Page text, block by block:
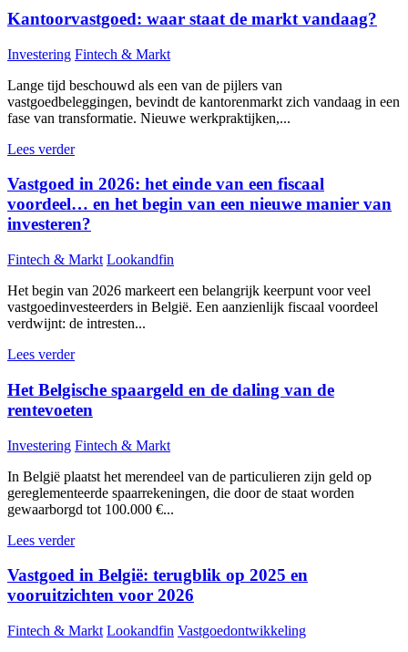
Kantoorvastgoed: waar staat de markt vandaag?
Investering Fintech & Markt
Lange tijd beschouwd als een van de pijlers van
vastgoedbeleggingen, bevindt de kantorenmarkt zich vandaag in een
fase van transformatie. Nieuwe werkpraktijken,...
Lees verder
Vastgoed in 2026: het einde van een fiscaal
voordeel… en het begin van een nieuwe manier van
investeren?
Fintech & Markt Lookandfin
Het begin van 2026 markeert een belangrijk keerpunt voor veel
vastgoedinvesteerders in België. Een aanzienlijk fiscaal voordeel
verdwijnt: de intresten...
Lees verder
Het Belgische spaargeld en de daling van de
rentevoeten
Investering Fintech & Markt
In België plaatst het merendeel van de particulieren zijn geld op
gereglementeerde spaarrekeningen, die door de staat worden
gewaarborgd tot 100.000 €...
Lees verder
Vastgoed in België: terugblik op 2025 en
vooruitzichten voor 2026
Fintech & Markt Lookandfin Vastgoedontwikkeling